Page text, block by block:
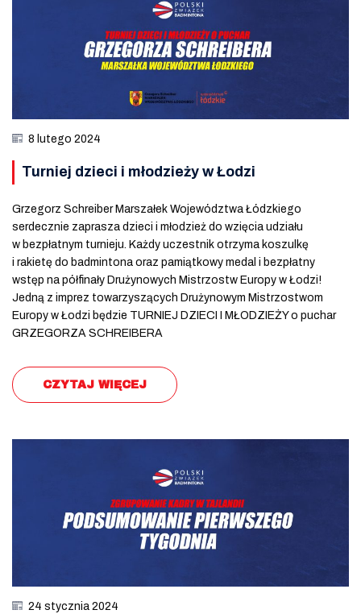
8 lutego 2024
Turniej dzieci i młodzieży w Łodzi
Grzegorz Schreiber Marszałek Województwa Łódzkiego
serdecznie zaprasza dzieci i młodzież do wzięcia udziału
w bezpłatnym turnieju. Każdy uczestnik otrzyma koszulkę
i rakietę do badmintona oraz pamiątkowy medal i bezpłatny
wstęp na półfinały Drużynowych Mistrzostw Europy w Łodzi!
Jedną z imprez towarzyszących Drużynowym Mistrzostwom
Europy w Łodzi będzie TURNIEJ DZIECI I MŁODZIEŻY o puchar
GRZEGORZA SCHREIBERA
CZYTAJ WIĘCEJ
24 stycznia 2024